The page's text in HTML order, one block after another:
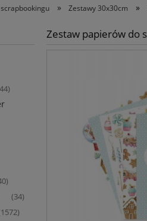
» Zestawy 30x30cm »
(34)
Zestaw papierów do